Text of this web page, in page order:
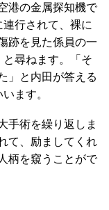
港の金属探知機で
行されて、裸に
跡を見た係員の一
尋ねます。「そ
」と内田が答える
ます。
手術を繰り返しま
て、励ましてくれ
柄を窺うことがで